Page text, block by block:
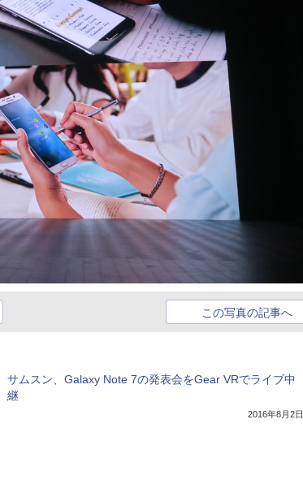
この写真の記事へ
サムスン、Galaxy Note 7の発表会をGear VRでライブ中
継
2016年8月2日